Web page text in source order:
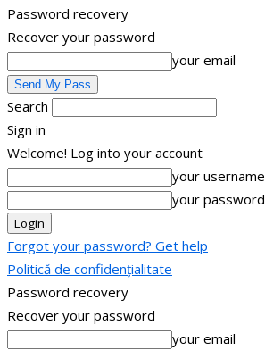
Password recovery
Recover your password
your email
Search
Sign in
Welcome! Log into your account
your username
your password
Forgot your password? Get help
Politică de confidențialitate
Password recovery
Recover your password
your email